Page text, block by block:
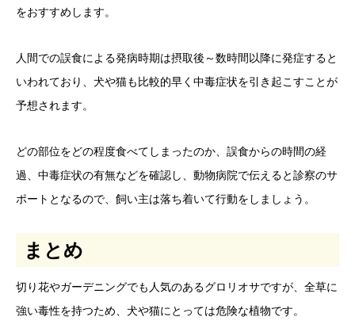
をおすすめします。
人間での誤食による発病時期は摂取後～数時間以降に発症すると
いわれており、犬や猫も比較的早く中毒症状を引き起こすことが
予想されます。
どの部位をどの程度食べてしまったのか、誤食からの時間の経
過、中毒症状の有無などを確認し、動物病院で伝えると診察のサ
ポートとなるので、飼い主は落ち着いて行動をしましょう。
まとめ
切り花やガーデニングでも人気のあるグロリオサですが、全草に
強い毒性を持つため、犬や猫にとっては危険な植物です。